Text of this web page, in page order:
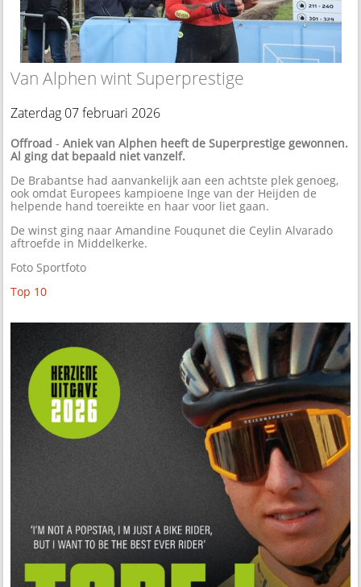
Van Alphen wint Superprestige
Zaterdag 07 februari 2026
Offroad -Aniek van Alphen heeft de Superprestige gewonnen.
Al ging dat bepaald niet vanzelf.
De Brabantse had aanvankelijk aan een achtste plek genoeg,
ook omdat Europees kampioene Inge van der Heijden de
helpende hand toereikte en haar voor liet gaan.
De winst ging naar Amandine Fouqunet die Ceylin Alvarado
aftroefde in Middelkerke.
Foto Sportfoto
Top 10